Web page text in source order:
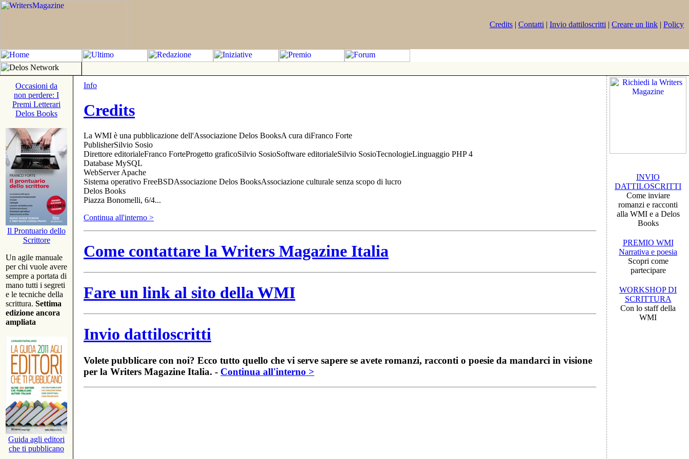
Credits | Contatti | Invio dattiloscritti | Creare un link | Policy
Occasioni da
non perdere: I
Premi Letterari
Delos Books
Il Prontuario dello
Scrittore
Un agile manuale
per chi vuole avere
sempre a portata di
mano tutti i segreti
e le tecniche della
scrittura. Settima
edizione ancora
ampliata
Guida agli editori
che ti pubblicano
Info
Credits
La WMI è una pubblicazione dell'Associazione Delos BooksA cura diFranco Forte
PublisherSilvio Sosio
Direttore editorialeFranco ForteProgetto graficoSilvio SosioSoftware editorialeSilvio SosioTecnologieLinguaggio PHP 4
Database MySQL
WebServer Apache
Sistema operativo FreeBSDAssociazione Delos BooksAssociazione culturale senza scopo di lucro
Delos Books
Piazza Bonomelli, 6/4...
Continua all'interno >
Come contattare la Writers Magazine Italia
Fare un link al sito della WMI
Invio dattiloscritti
Volete pubblicare con noi? Ecco tutto quello che vi serve sapere se avete romanzi, racconti o poesie da mandarci in visione
per la Writers Magazine Italia. - Continua all'interno >
INVIO
DATTILOSCRITTI
Come inviare
romanzi e racconti
alla WMI e a Delos
Books
PREMIO WMI
Narrativa e poesia
Scopri come
partecipare
WORKSHOP DI
SCRITTURA
Con lo staff della
WMI